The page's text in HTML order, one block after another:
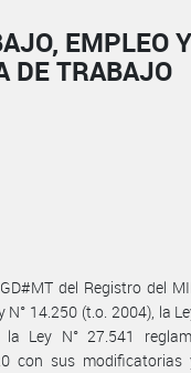
EMPLEO
DE TRABAJO
del Registro del
N° 14.250 (t.o. 2004), la
Ley N° 27.541
con sus modificatorias